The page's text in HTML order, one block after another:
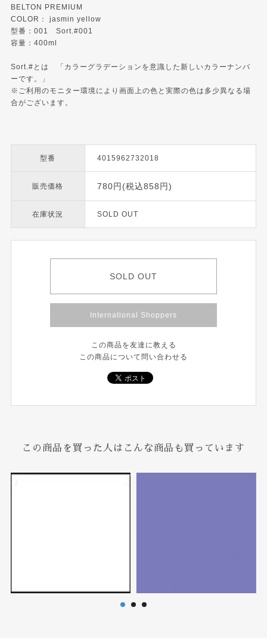
BELTON PREMIUM
COLOR： jasmin yellow
型番：001 Sort.#001
容量：400ml
Sort.#とは 「カラーグラデーションを意識した新しいカラーナンバ
ーです。」
※ご利用のモニター環境により画面上の色と実際の色は多少異なる場
合がございます。
型番 4015962732018
販売価格 780円(税込858円)
在庫状況 SOLD OUT
SOLD OUT
International Shoppers
この商品を友達に教える
この商品について問い合わせる
この商品を買った人はこんな商品も買っています